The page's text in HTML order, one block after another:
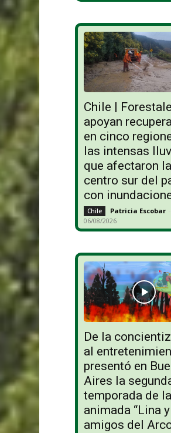
Chile |
apoyan
en cinco
las intensas
que afectaron
centro sur del
con
Chile Patricia Escobar -
06/08/2026
De la
al
presentó en
Aires la
temporada de
animada “Lina
amigos del